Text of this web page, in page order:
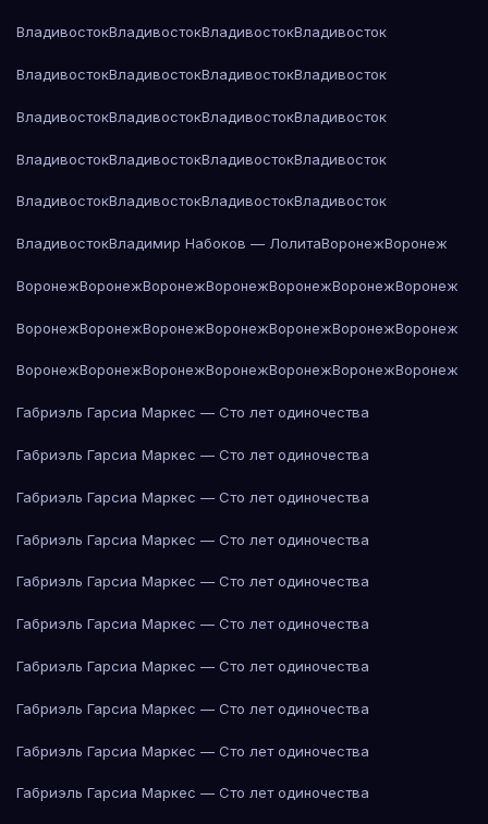
ВладивостокВладивостокВладивостокВладивосток
ВладивостокВладивостокВладивостокВладивосток
ВладивостокВладивостокВладивостокВладивосток
ВладивостокВладивостокВладивостокВладивосток
ВладивостокВладивостокВладивостокВладивосток
ВладивостокВладимир Набоков — ЛолитаВоронежВоронеж
ВоронежВоронежВоронежВоронежВоронежВоронежВоронеж
ВоронежВоронежВоронежВоронежВоронежВоронежВоронеж
ВоронежВоронежВоронежВоронежВоронежВоронежВоронеж
Габриэль Гарсиа Маркес — Сто лет одиночества
Габриэль Гарсиа Маркес — Сто лет одиночества
Габриэль Гарсиа Маркес — Сто лет одиночества
Габриэль Гарсиа Маркес — Сто лет одиночества
Габриэль Гарсиа Маркес — Сто лет одиночества
Габриэль Гарсиа Маркес — Сто лет одиночества
Габриэль Гарсиа Маркес — Сто лет одиночества
Габриэль Гарсиа Маркес — Сто лет одиночества
Габриэль Гарсиа Маркес — Сто лет одиночества
Габриэль Гарсиа Маркес — Сто лет одиночества